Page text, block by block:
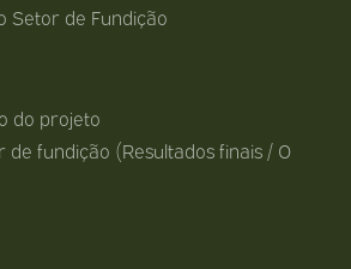
Setor de Fundição
do projeto
de fundição (Resultados finais / O